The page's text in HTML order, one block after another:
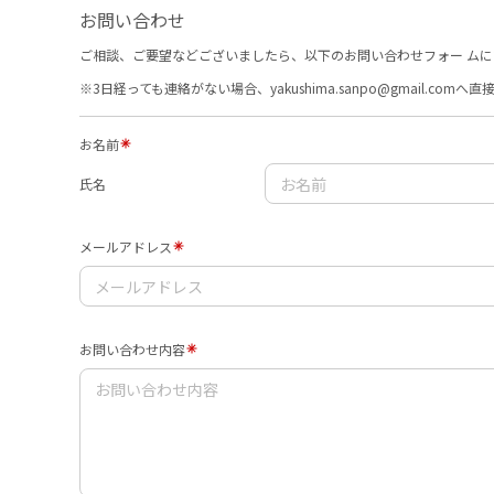
お問い合わせ
ご相談、ご要望などございましたら、以下のお問い合わせフォー ムに
※3日経っても連絡がない場合、yakushima.sanpo@gmail.comへ直
お名前
氏名
メールアドレス
お問い合わせ内容